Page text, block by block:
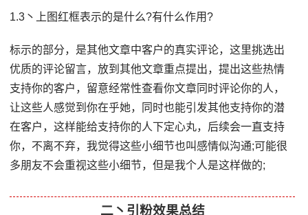
1.3丶上图红框表示的是什么?有什么作用?
标示的部分，是其他文章中客户的真实评论，这里挑选出
优质的评论留言，放到其他文章重点提出，提出这些热情
支持你的客户，留意经常性查看你文章同时评论你的人，
让这些人感觉到你在乎她，同时也能引发其他支持你的潜
在客户，这样能给支持你的人下定心丸，后续会一直支持
你，不离不弃，我觉得这些小细节也叫感情似沟通;可能很
多朋友不会重视这些小细节，但是我个人是这样做的;
二丶引粉效果总结